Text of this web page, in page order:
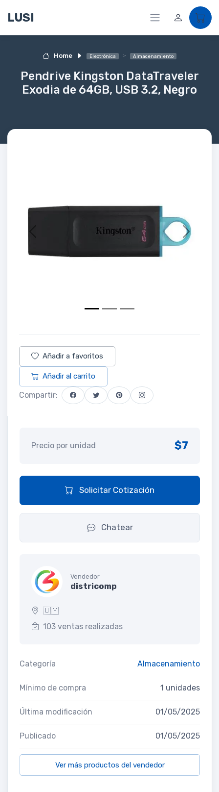
LUSI
Home Electrónica Almacenamiento
Pendrive Kingston DataTraveler
Exodia de 64GB, USB 3.2, Negro
Next
Añadir a favoritos
Añadir al carrito
Compartir:
Precio por unidad $7
Solicitar Cotización
Chatear
Vendedor
districomp
🇺🇾
103 ventas realizadas
Categoría Almacenamiento
Mínimo de compra 1 unidades
Última modificación 01/05/2025
Publicado 01/05/2025
Ver más productos del vendedor